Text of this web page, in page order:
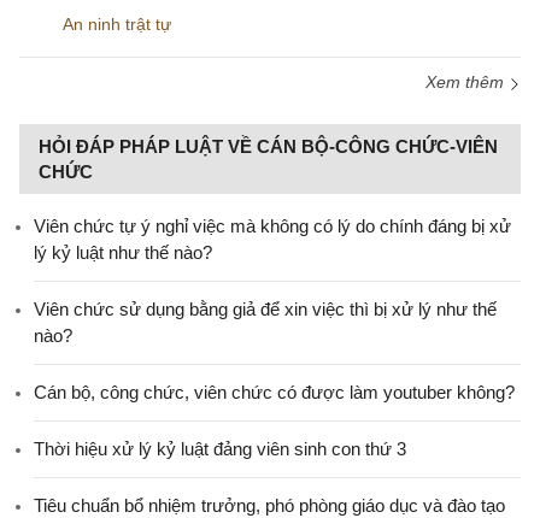
An ninh trật tự
Xem thêm
HỎI ĐÁP PHÁP LUẬT VỀ CÁN BỘ-CÔNG CHỨC-VIÊN
CHỨC
Viên chức tự ý nghỉ việc mà không có lý do chính đáng bị xử
lý kỷ luật như thế nào?
Viên chức sử dụng bằng giả để xin việc thì bị xử lý như thế
nào?
Cán bộ, công chức, viên chức có được làm youtuber không?
Thời hiệu xử lý kỷ luật đảng viên sinh con thứ 3
Tiêu chuẩn bổ nhiệm trưởng, phó phòng giáo dục và đào tạo